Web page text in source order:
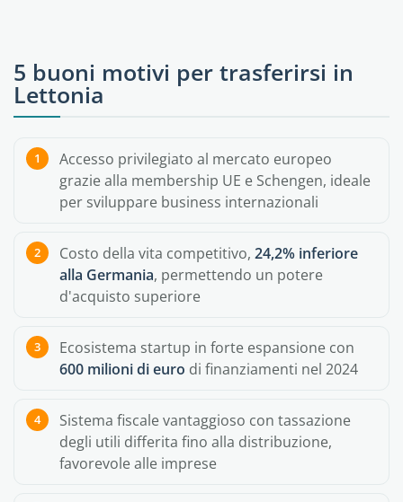
5 buoni motivi per trasferirsi in
Lettonia
Accesso privilegiato al mercato europeo
grazie alla membership UE e Schengen, ideale
per sviluppare business internazionali
Costo della vita competitivo, 24,2% inferiore
alla Germania, permettendo un potere
d'acquisto superiore
Ecosistema startup in forte espansione con
600 milioni di euro di finanziamenti nel 2024
Sistema fiscale vantaggioso con tassazione
degli utili differita fino alla distribuzione,
favorevole alle imprese